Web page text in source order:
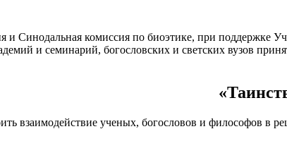
и Синодальная комиссия по биоэтике, при
и семинарий, богословских и светских вузов
взаимодействие ученых, богословов и философов в